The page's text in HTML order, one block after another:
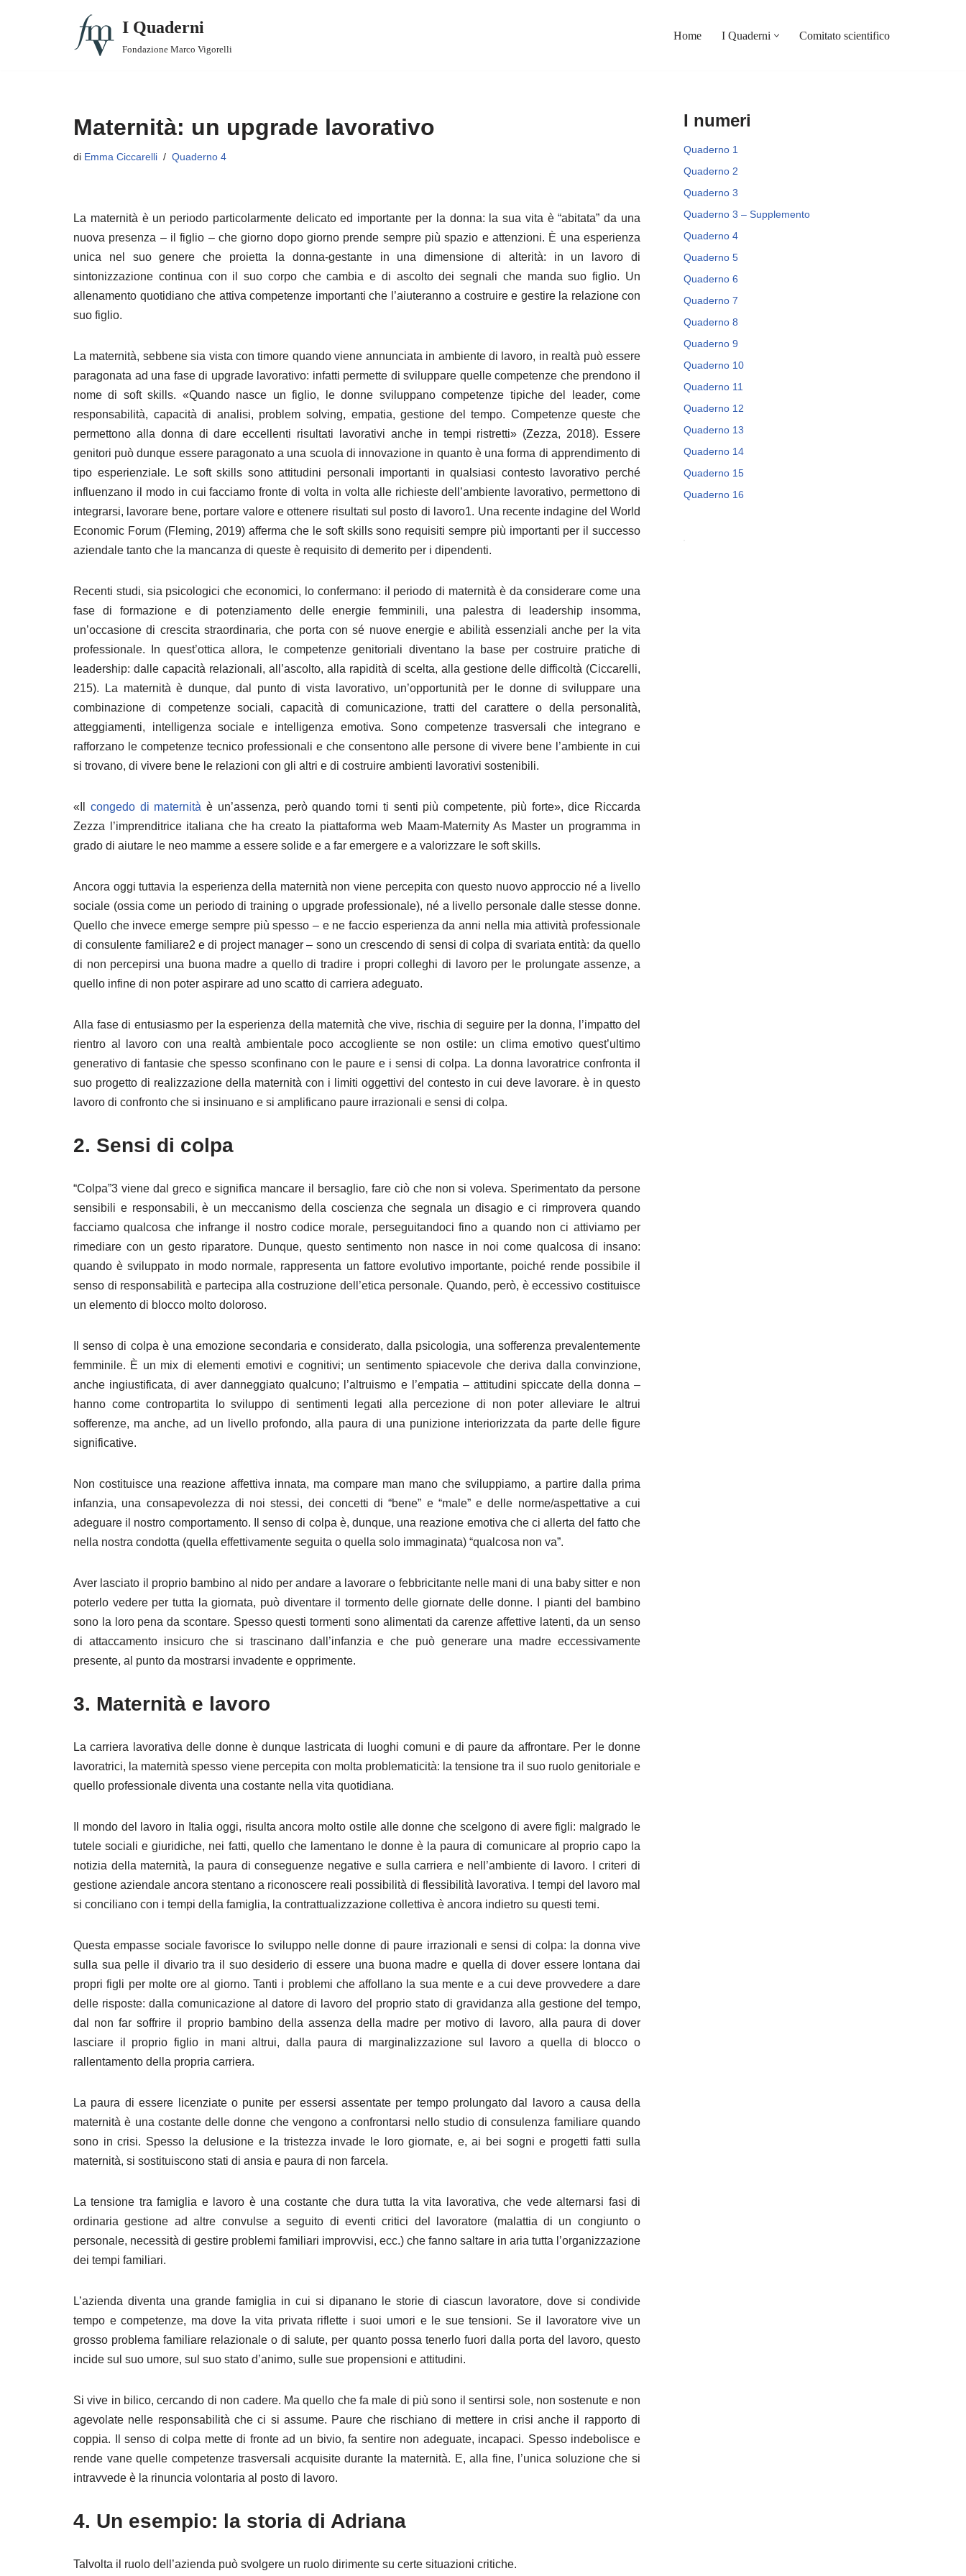
I Quaderni
Fondazione Marco Vigorelli
Home I Quaderni
3. Valutazione delle Best Practices
5. Tempi di vita e di lavoro
6. Comunità che conciliano
7. Anziani, nonni e conciliazione
9. Responsabilità genitoriali e lavoro: il futuro dell’Europa in gioco
10. Lavoro, famiglia e conciliazione di fronte alle sfide del virtuale
11. Diversity Equity & Inclusion
12. Conciliazione famiglia-lavoro e bene comune
13. Donne e relazioni
14. Caregiver che conciliano
16. Pace e conciliazione famiglia-lavoro
Comitato scientifico
Maternità: un upgrade lavorativo
di Emma Ciccarelli Quaderno 4
La maternità è un periodo particolarmente delicato ed importante per la donna: la sua vita è “abitata” da una
nuova presenza – il figlio – che giorno dopo giorno prende sempre più spazio e attenzioni. È una esperienza
unica nel suo genere che proietta la donna-gestante in una dimensione di alterità: in un lavoro di
sintonizzazione continua con il suo corpo che cambia e di ascolto dei segnali che manda suo figlio. Un
allenamento quotidiano che attiva competenze importanti che l’aiuteranno a costruire e gestire la relazione con
suo figlio.
La maternità, sebbene sia vista con timore quando viene annunciata in ambiente di lavoro, in realtà può essere
paragonata ad una fase di upgrade lavorativo: infatti permette di sviluppare quelle competenze che prendono il
nome di soft skills. «Quando nasce un figlio, le donne sviluppano competenze tipiche del leader, come
responsabilità, capacità di analisi, problem solving, empatia, gestione del tempo. Competenze queste che
permettono alla donna di dare eccellenti risultati lavorativi anche in tempi ristretti» (Zezza, 2018). Essere
genitori può dunque essere paragonato a una scuola di innovazione in quanto è una forma di apprendimento di
tipo esperienziale. Le soft skills sono attitudini personali importanti in qualsiasi contesto lavorativo perché
influenzano il modo in cui facciamo fronte di volta in volta alle richieste dell’ambiente lavorativo, permettono di
integrarsi, lavorare bene, portare valore e ottenere risultati sul posto di lavoro1. Una recente indagine del World
Economic Forum (Fleming, 2019) afferma che le soft skills sono requisiti sempre più importanti per il successo
aziendale tanto che la mancanza di queste è requisito di demerito per i dipendenti.
Recenti studi, sia psicologici che economici, lo confermano: il periodo di maternità è da considerare come una
fase di formazione e di potenziamento delle energie femminili, una palestra di leadership insomma,
un’occasione di crescita straordinaria, che porta con sé nuove energie e abilità essenziali anche per la vita
professionale. In quest’ottica allora, le competenze genitoriali diventano la base per costruire pratiche di
leadership: dalle capacità relazionali, all’ascolto, alla rapidità di scelta, alla gestione delle difficoltà (Ciccarelli,
215). La maternità è dunque, dal punto di vista lavorativo, un’opportunità per le donne di sviluppare una
combinazione di competenze sociali, capacità di comunicazione, tratti del carattere o della personalità,
atteggiamenti, intelligenza sociale e intelligenza emotiva. Sono competenze trasversali che integrano e
rafforzano le competenze tecnico professionali e che consentono alle persone di vivere bene l’ambiente in cui
si trovano, di vivere bene le relazioni con gli altri e di costruire ambienti lavorativi sostenibili.
«Il congedo di maternità è un’assenza, però quando torni ti senti più competente, più forte», dice Riccarda
Zezza l’imprenditrice italiana che ha creato la piattaforma web Maam-Maternity As Master un programma in
grado di aiutare le neo mamme a essere solide e a far emergere e a valorizzare le soft skills.
Ancora oggi tuttavia la esperienza della maternità non viene percepita con questo nuovo approccio né a livello
sociale (ossia come un periodo di training o upgrade professionale), né a livello personale dalle stesse donne.
Quello che invece emerge sempre più spesso – e ne faccio esperienza da anni nella mia attività professionale
di consulente familiare2 e di project manager – sono un crescendo di sensi di colpa di svariata entità: da quello
di non percepirsi una buona madre a quello di tradire i propri colleghi di lavoro per le prolungate assenze, a
quello infine di non poter aspirare ad uno scatto di carriera adeguato.
Alla fase di entusiasmo per la esperienza della maternità che vive, rischia di seguire per la donna, l’impatto del
rientro al lavoro con una realtà ambientale poco accogliente se non ostile: un clima emotivo quest’ultimo
generativo di fantasie che spesso sconfinano con le paure e i sensi di colpa. La donna lavoratrice confronta il
suo progetto di realizzazione della maternità con i limiti oggettivi del contesto in cui deve lavorare. è in questo
lavoro di confronto che si insinuano e si amplificano paure irrazionali e sensi di colpa.
2. Sensi di colpa
“Colpa”3 viene dal greco e significa mancare il bersaglio, fare ciò che non si voleva. Sperimentato da persone
sensibili e responsabili, è un meccanismo della coscienza che segnala un disagio e ci rimprovera quando
facciamo qualcosa che infrange il nostro codice morale, perseguitandoci fino a quando non ci attiviamo per
rimediare con un gesto riparatore. Dunque, questo sentimento non nasce in noi come qualcosa di insano:
quando è sviluppato in modo normale, rappresenta un fattore evolutivo importante, poiché rende possibile il
senso di responsabilità e partecipa alla costruzione dell’etica personale. Quando, però, è eccessivo costituisce
un elemento di blocco molto doloroso.
Il senso di colpa è una emozione secondaria e considerato, dalla psicologia, una sofferenza prevalentemente
femminile. È un mix di elementi emotivi e cognitivi; un sentimento spiacevole che deriva dalla convinzione,
anche ingiustificata, di aver danneggiato qualcuno; l’altruismo e l’empatia – attitudini spiccate della donna –
hanno come contropartita lo sviluppo di sentimenti legati alla percezione di non poter alleviare le altrui
sofferenze, ma anche, ad un livello profondo, alla paura di una punizione interiorizzata da parte delle figure
significative.
Non costituisce una reazione affettiva innata, ma compare man mano che sviluppiamo, a partire dalla prima
infanzia, una consapevolezza di noi stessi, dei concetti di “bene” e “male” e delle norme/aspettative a cui
adeguare il nostro comportamento. Il senso di colpa è, dunque, una reazione emotiva che ci allerta del fatto che
nella nostra condotta (quella effettivamente seguita o quella solo immaginata) “qualcosa non va”.
Aver lasciato il proprio bambino al nido per andare a lavorare o febbricitante nelle mani di una baby sitter e non
poterlo vedere per tutta la giornata, può diventare il tormento delle giornate delle donne. I pianti del bambino
sono la loro pena da scontare. Spesso questi tormenti sono alimentati da carenze affettive latenti, da un senso
di attaccamento insicuro che si trascinano dall’infanzia e che può generare una madre eccessivamente
presente, al punto da mostrarsi invadente e opprimente.
3. Maternità e lavoro
La carriera lavorativa delle donne è dunque lastricata di luoghi comuni e di paure da affrontare. Per le donne
lavoratrici, la maternità spesso viene percepita con molta problematicità: la tensione tra il suo ruolo genitoriale e
quello professionale diventa una costante nella vita quotidiana.
Il mondo del lavoro in Italia oggi, risulta ancora molto ostile alle donne che scelgono di avere figli: malgrado le
tutele sociali e giuridiche, nei fatti, quello che lamentano le donne è la paura di comunicare al proprio capo la
notizia della maternità, la paura di conseguenze negative e sulla carriera e nell’ambiente di lavoro. I criteri di
gestione aziendale ancora stentano a riconoscere reali possibilità di flessibilità lavorativa. I tempi del lavoro mal
si conciliano con i tempi della famiglia, la contrattualizzazione collettiva è ancora indietro su questi temi.
Questa empasse sociale favorisce lo sviluppo nelle donne di paure irrazionali e sensi di colpa: la donna vive
sulla sua pelle il divario tra il suo desiderio di essere una buona madre e quella di dover essere lontana dai
propri figli per molte ore al giorno. Tanti i problemi che affollano la sua mente e a cui deve provvedere a dare
delle risposte: dalla comunicazione al datore di lavoro del proprio stato di gravidanza alla gestione del tempo,
dal non far soffrire il proprio bambino della assenza della madre per motivo di lavoro, alla paura di dover
lasciare il proprio figlio in mani altrui, dalla paura di marginalizzazione sul lavoro a quella di blocco o
rallentamento della propria carriera.
La paura di essere licenziate o punite per essersi assentate per tempo prolungato dal lavoro a causa della
maternità è una costante delle donne che vengono a confrontarsi nello studio di consulenza familiare quando
sono in crisi. Spesso la delusione e la tristezza invade le loro giornate, e, ai bei sogni e progetti fatti sulla
maternità, si sostituiscono stati di ansia e paura di non farcela.
La tensione tra famiglia e lavoro è una costante che dura tutta la vita lavorativa, che vede alternarsi fasi di
ordinaria gestione ad altre convulse a seguito di eventi critici del lavoratore (malattia di un congiunto o
personale, necessità di gestire problemi familiari improvvisi, ecc.) che fanno saltare in aria tutta l’organizzazione
dei tempi familiari.
L’azienda diventa una grande famiglia in cui si dipanano le storie di ciascun lavoratore, dove si condivide
tempo e competenze, ma dove la vita privata riflette i suoi umori e le sue tensioni. Se il lavoratore vive un
grosso problema familiare relazionale o di salute, per quanto possa tenerlo fuori dalla porta del lavoro, questo
incide sul suo umore, sul suo stato d’animo, sulle sue propensioni e attitudini.
Si vive in bilico, cercando di non cadere. Ma quello che fa male di più sono il sentirsi sole, non sostenute e non
agevolate nelle responsabilità che ci si assume. Paure che rischiano di mettere in crisi anche il rapporto di
coppia. Il senso di colpa mette di fronte ad un bivio, fa sentire non adeguate, incapaci. Spesso indebolisce e
rende vane quelle competenze trasversali acquisite durante la maternità. E, alla fine, l’unica soluzione che si
intravvede è la rinuncia volontaria al posto di lavoro.
4. Un esempio: la storia di Adriana
Talvolta il ruolo dell’azienda può svolgere un ruolo dirimente su certe situazioni critiche.
I numeri
Quaderno 1
Quaderno 2
Quaderno 3
Quaderno 3 – Supplemento
Quaderno 4
Quaderno 5
Quaderno 6
Quaderno 7
Quaderno 8
Quaderno 9
Quaderno 10
Quaderno 11
Quaderno 12
Quaderno 13
Quaderno 14
Quaderno 15
Quaderno 16